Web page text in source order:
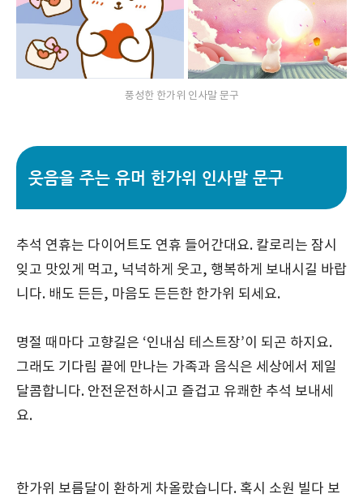
풍성한 한가위 인사말 문구
웃음을 주는 유머 한가위 인사말 문구
추석 연휴는 다이어트도 연휴 들어간대요. 칼로리는 잠시
잊고 맛있게 먹고, 넉넉하게 웃고, 행복하게 보내시길 바랍
니다. 배도 든든, 마음도 든든한 한가위 되세요.
명절 때마다 고향길은 ‘인내심 테스트장’이 되곤 하지요.
그래도 기다림 끝에 만나는 가족과 음식은 세상에서 제일
달콤합니다. 안전운전하시고 즐겁고 유쾌한 추석 보내세
요.
한가위 보름달이 환하게 차올랐습니다. 혹시 소원 빌다 보